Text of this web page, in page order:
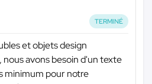
TERMINÉ
et objets design
avons besoin d'un texte
minimum pour notre